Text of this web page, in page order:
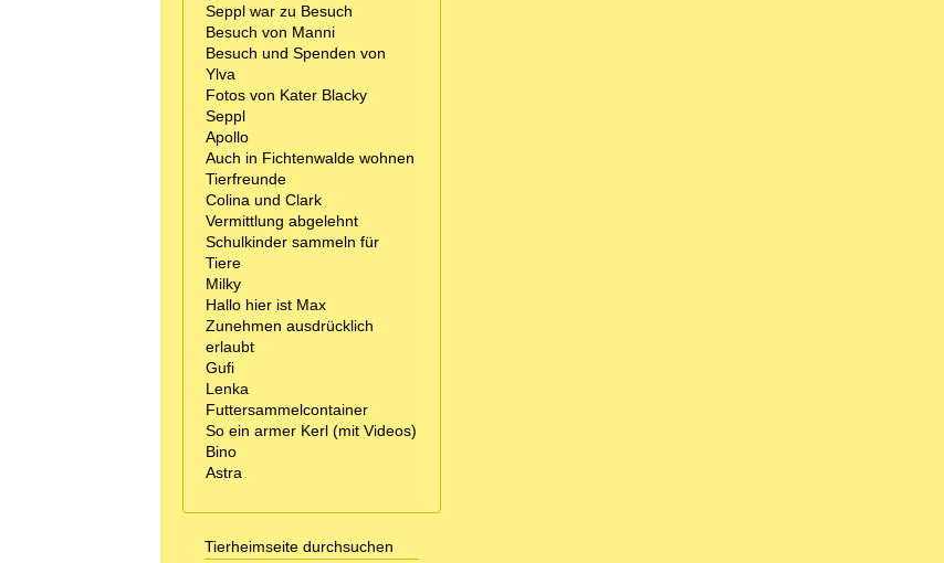
Seppl war zu Besuch
Besuch von Manni
Besuch und Spenden von
Ylva
Fotos von Kater Blacky
Seppl
Apollo
Auch in Fichtenwalde wohnen
Tierfreunde
Colina und Clark
Vermittlung abgelehnt
Schulkinder sammeln für
Tiere
Milky
Hallo hier ist Max
Zunehmen ausdrücklich
erlaubt
Gufi
Lenka
Futtersammelcontainer
So ein armer Kerl (mit Videos)
Bino
Astra
Tierheimseite durchsuchen